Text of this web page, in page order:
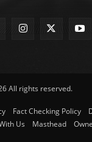
All rights reserved.
Fact Checking Policy
Us Masthead